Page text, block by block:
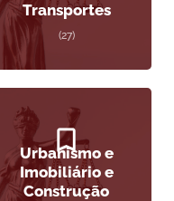
Transportes
(27)
Urbanismo e
Imobiliário e
Construção